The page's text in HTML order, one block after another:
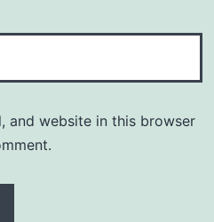
and website in this browser